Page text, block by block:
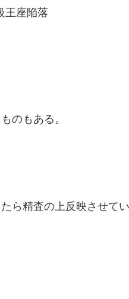
王座陥落
のもある。
ら精査の上反映させて